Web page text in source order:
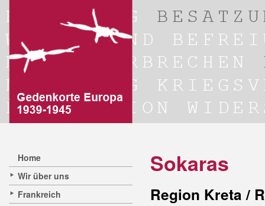
Home
Wir über uns
Frankreich
Sokaras
Region Kreta /